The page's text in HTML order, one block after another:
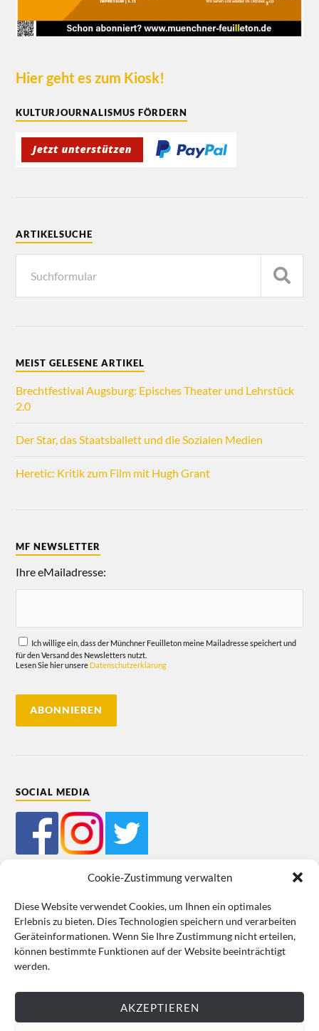
Cookie-Zustimmung verwalten
Diese Website verwendet Cookies, um Ihnen ein optimales
Erlebnis zu bieten. Dies Technologien speichern und verarbeiten
Geräteinformationen. Wenn Sie Ihre Zustimmung nicht erteilen,
können bestimmte Funktionen auf der Website beeinträchtigt
werden.
AKZEPTIEREN
Hier geht es zum Kiosk!
KULTURJOURNALISMUS FÖRDERN
ARTIKELSUCHE
MEIST GELESENE ARTIKEL
Brechtfestival Augsburg: Episches Theater und Lehrstück
2.0
Der Star, das Staatsballett und die Sozialen Medien
Heretic: Kritik zum Film mit Hugh Grant
MF NEWSLETTER
Ihre eMailadresse:
Ich willige ein, dass der Münchner Feuilleton meine Mailadresse speichert und
für den Versand des Newsletters nutzt.
Lesen Sie hier unsere Datenschutzerklärung
SOCIAL MEDIA
Mein Bestellkonto Kundeninformationen Datenschutz
Cookie-Richtlinie (EU) Impressum
VERTRAG WIDERRUFEN